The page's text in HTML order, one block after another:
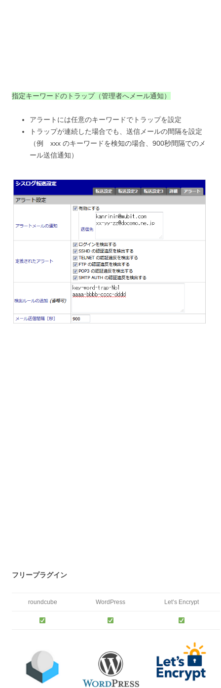
指定キーワードのトラップ（管理者へメール通知）
アラートには任意のキーワードでトラップを設定
トラップが連続した場合でも、送信メールの間隔を設定
（例 xxx のキーワードを検知の場合、900秒間隔でのメ
ール送信通知）
フリープラグイン
roundcube WordPress Let’s Encrypt